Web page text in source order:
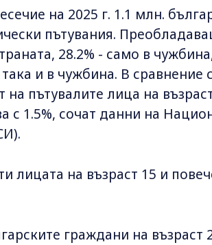
на 2025 г. 1.1 млн.
пътувания.
28.2% - само в
и в чужбина. В сравнение
на пътувалите лица на
с 1.5%, сочат данни на
лицата на възраст 15 и
граждани на възраст